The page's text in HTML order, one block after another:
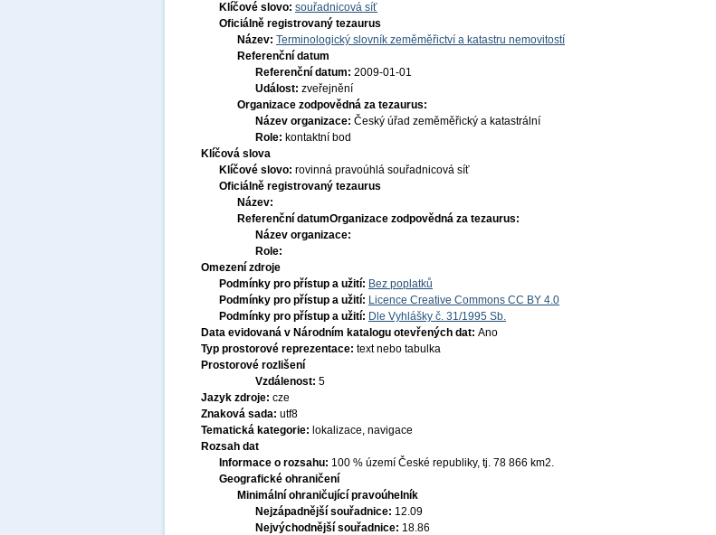
Klíčové slovo: souřadnicová síť
Oficiálně registrovaný tezaurus
Název: Terminologický slovník zeměměřictví a katastru nemovitostí
Referenční datum
Referenční datum: 2009-01-01
Událost: zveřejnění
Organizace zodpovědná za tezaurus:
Název organizace: Český úřad zeměměřický a katastrální
Role: kontaktní bod
Klíčová slova
Klíčové slovo: rovinná pravoúhlá souřadnicová síť
Oficiálně registrovaný tezaurus
Název:
Referenční datumOrganizace zodpovědná za tezaurus:
Název organizace:
Role:
Omezení zdroje
Podmínky pro přístup a užití: Bez poplatků
Podmínky pro přístup a užití: Licence Creative Commons CC BY 4.0
Podmínky pro přístup a užití: Dle Vyhlášky č. 31/1995 Sb.
Data evidovaná v Národním katalogu otevřených dat: Ano
Typ prostorové reprezentace: text nebo tabulka
Prostorové rozlišení
Vzdálenost: 5
Jazyk zdroje: cze
Znaková sada: utf8
Tematická kategorie: lokalizace, navigace
Rozsah dat
Informace o rozsahu: 100 % území České republiky, tj. 78 866 km2.
Geografické ohraničení
Minimální ohraničující pravoúhelník
Nejzápadnější souřadnice: 12.09
Nejvýchodnější souřadnice: 18.86